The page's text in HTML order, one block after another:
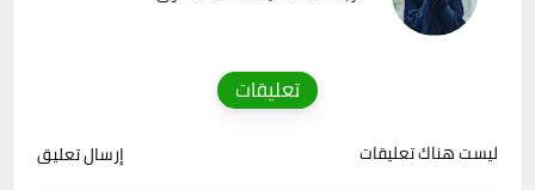
تعليقات
ليست هناك تعليقات إرسال تعليق